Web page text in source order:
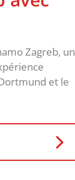
Zagreb, un
et le